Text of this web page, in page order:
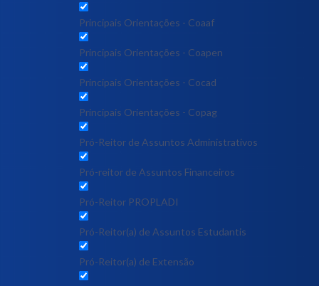
Principais Orientações - Coaaf
Principais Orientações - Coapen
Principais Orientações - Cocad
Principais Orientações - Copag
Pró-Reitor de Assuntos Administrativos
Pró-reitor de Assuntos Financeiros
Pró-Reitor PROPLADI
Pró-Reitor(a) de Assuntos Estudantis
Pró-Reitor(a) de Extensão